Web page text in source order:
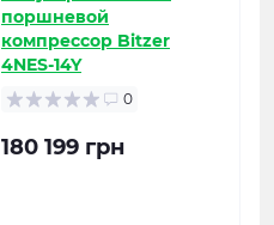
поршневой
компрессор Bitzer
4NES-14Y
0
180 199 грн